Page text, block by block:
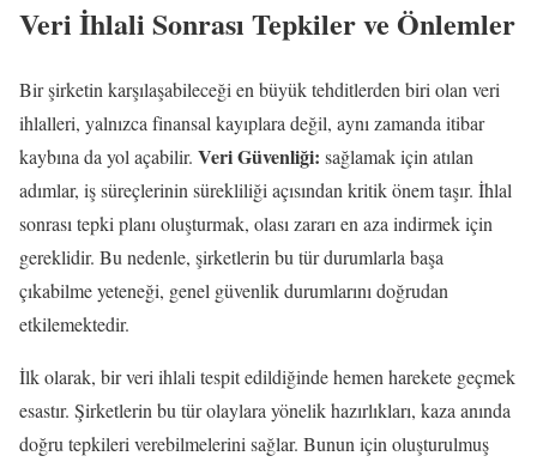
Veri İhlali Sonrası Tepkiler ve Önlemler
Bir şirketin karşılaşabileceği en büyük tehditlerden biri olan veri
ihlalleri, yalnızca finansal kayıplara değil, aynı zamanda itibar
kaybına da yol açabilir. Veri Güvenliği: sağlamak için atılan
adımlar, iş süreçlerinin sürekliliği açısından kritik önem taşır. İhlal
sonrası tepki planı oluşturmak, olası zararı en aza indirmek için
gereklidir. Bu nedenle, şirketlerin bu tür durumlarla başa
çıkabilme yeteneği, genel güvenlik durumlarını doğrudan
etkilemektedir.
İlk olarak, bir veri ihlali tespit edildiğinde hemen harekete geçmek
esastır. Şirketlerin bu tür olaylara yönelik hazırlıkları, kaza anında
doğru tepkileri verebilmelerini sağlar. Bunun için oluşturulmuş